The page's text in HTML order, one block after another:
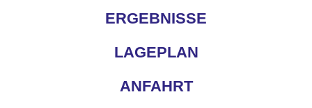
ERGEBNISSE
LAGEPLAN
ANFAHRT